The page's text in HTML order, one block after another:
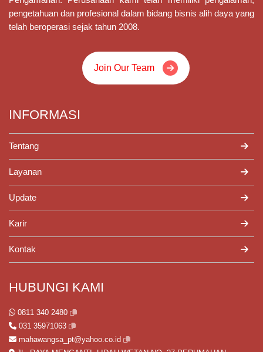
pengetahuan dan profesional dalam bidang bisnis alih daya yang
telah beroperasi sejak tahun 2008.
Join Our Team
INFORMASI
Tentang
Layanan
Update
Karir
Kontak
HUBUNGI KAMI
0811 340 2480
031 35971063
mahawangsa_pt@yahoo.co.id